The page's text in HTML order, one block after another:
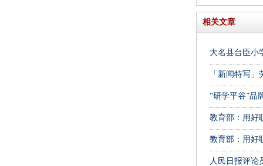
相关文章
大名县台臣小
「新闻特写
“研学平谷”品
教育部：用好
教育部：用好
人民日报评论